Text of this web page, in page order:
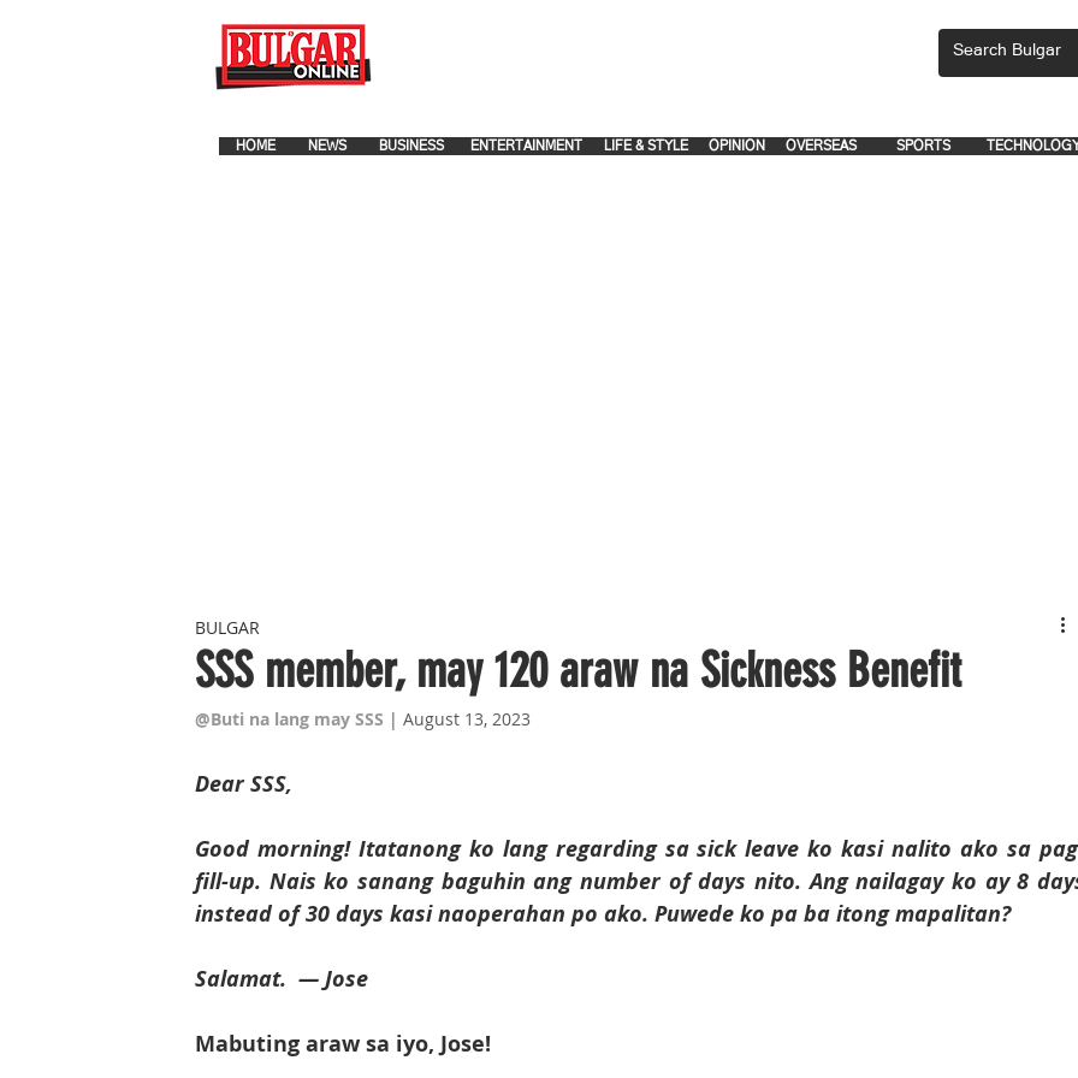
SPORTS
OVERSEAS
OPINION
LIFE & STYLE
ENTERTAINMENT
NEWS
HOME BUSINESS . .
SSS member, may 120 araw na Sickness Benefit
BULGAR
@Buti na lang may SSS | August 13, 2023
Dear SSS,
Good morning! Itatanong ko lang regarding sa sick leave ko kasi nalito ako sa
fill-up. Nais ko sanang baguhin ang number of days nito. Ang nailagay ko ay 8
instead of 30 days kasi naoperahan po ako. Puwede ko pa ba itong mapalitan?
Salamat.  — Jose
Mabuting araw sa iyo, Jose!